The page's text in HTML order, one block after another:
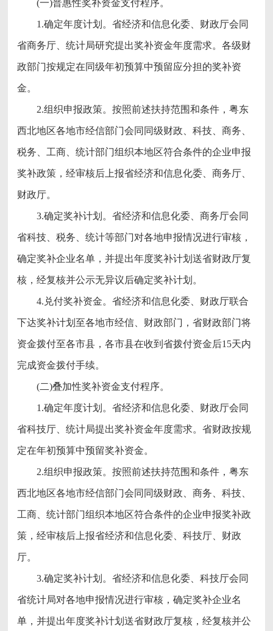
(一)普惠性奖补资金支付程序。
1.确定年度计划。省经济和信息化委、财政厅会同
省商务厅、统计局研究提出奖补资金年度需求。各级财
政部门按规定在同级年初预算中预留应分担的奖补资
金。
2.组织申报政策。按照前述扶持范围和条件，粤东
西北地区各地市经信部门会同同级财政、科技、商务、
税务、工商、统计部门组织本地区符合条件的企业申报
奖补政策，经审核后上报省经济和信息化委、商务厅、
财政厅。
3.确定奖补计划。省经济和信息化委、商务厅会同
省科技、税务、统计等部门对各地申报情况进行审核，
确定奖补企业名单，并提出年度奖补计划送省财政厅复
核，经复核并公示无异议后确定奖补计划。
4.兑付奖补资金。省经济和信息化委、财政厅联合
下达奖补计划至各地市经信、财政部门，省财政部门将
资金拨付至各市县，各市县在收到省拨付资金后15天内
完成资金拨付手续。
(二)叠加性奖补资金支付程序。
1.确定年度计划。省经济和信息化委、财政厅会同
省科技厅、统计局提出奖补资金年度需求。省财政按规
定在年初预算中预留奖补资金。
2.组织申报政策。按照前述扶持范围和条件，粤东
西北地区各地市经信部门会同同级财政、商务、科技、
工商、统计部门组织本地区符合条件的企业申报奖补政
策，经审核后上报省经济和信息化委、科技厅、财政
厅。
3.确定奖补计划。省经济和信息化委、科技厅会同
省统计局对各地申报情况进行审核，确定奖补企业名
单，并提出年度奖补计划送省财政厅复核，经复核并公